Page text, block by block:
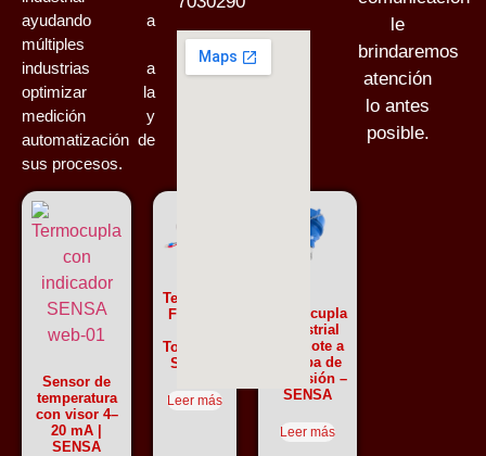
ayudando a
múltiples
industrias a
optimizar la
medición y
automatización de
sus procesos.
Sensor de
temperatura
con visor 4–
20 mA |
SENSA
Termopar
Flexible
Tornillo –
SENSA
Leer más
Termocupla
industrial
cabezote a
prueba de
explosión –
SENSA
Leer más
le
brindaremos
atención
lo antes
posible.